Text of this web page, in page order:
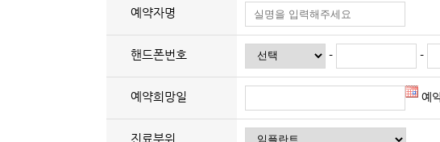
예약자명
핸드폰번호 - -
예약희망일 예
진료부위